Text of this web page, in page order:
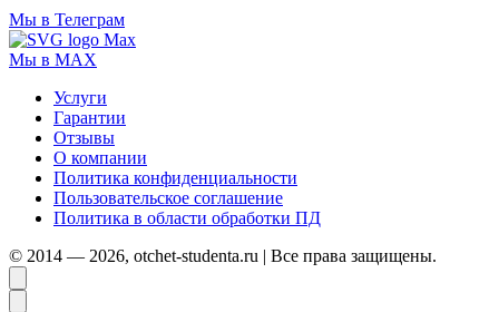
Мы в Телеграм
Мы в MAX
Услуги
Гарантии
Отзывы
О компании
Политика конфиденциальности
Пользовательское соглашение
Политика в области обработки ПД
© 2014 — 2026, otchet-studenta.ru | Все права защищены.